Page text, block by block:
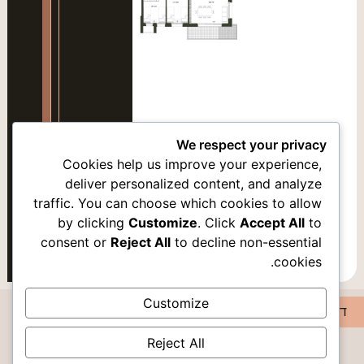
סמן קישורים
אופציה 2
אופציה 3
דירה9
DISCOVER PEACE IN ROMEMA
We respect your privacy
Cookies help us improve your experience,
deliver personalized content, and analyze
traffic. You can choose which cookies to allow
by clickingCustomize. ClickAccept All to
consent or Reject All to decline non-essential
cookies.
Customize
Reject All